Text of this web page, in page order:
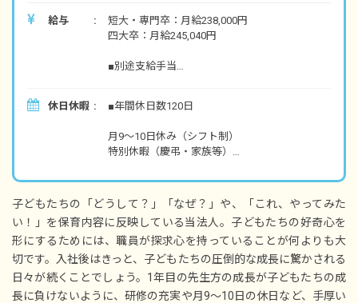
給与
短大・専門卒：月給238,000円
四大卒：月給245,040円
■別途支給手当
家賃⼿当（住宅借上⽀援制度利⽤※条件あり）
で※条件あり）
通勤手当（上限25000円）
昇給：年1回
賞与：年2回（約3カ月分／年）
※モデル年収
経験8年・保育士 年収378万円
休日休暇 ■年間休日数120日
月9～10日休み（シフト制）
特別休暇（慶弔・家族等）
り）
介護休暇・育休・産休（取得実績あり）
有給休暇制度（入職6ヶ月後に10日付与）
■有給休暇の平均取得日数11.7日！（法人実績）
5日以上の連休取得もOK！プライベートが充実
することで仕事にもいい影響を及ぼすと考えて
いるため、有休取得を奨励しています。
子どもたちの「どうして？」「なぜ？」や、「これ、やってみた
い！」を保育内容に反映している当法人。子どもたちの好奇心を
形にするためには、職員が探求心を持っていることが何よりも大
切です。入社後はきっと、子どもたちの圧倒的な成長に驚かされる
日々が続くことでしょう。1年目の先生方の成長が子どもたちの成
長に負けないように、研修の充実や月9～10日の休日など、手厚い